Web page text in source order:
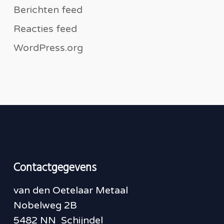
Berichten feed
Reacties feed
WordPress.org
Contactgegevens
van den Oetelaar Metaal
Nobelweg 2B
5482 NN Schijndel